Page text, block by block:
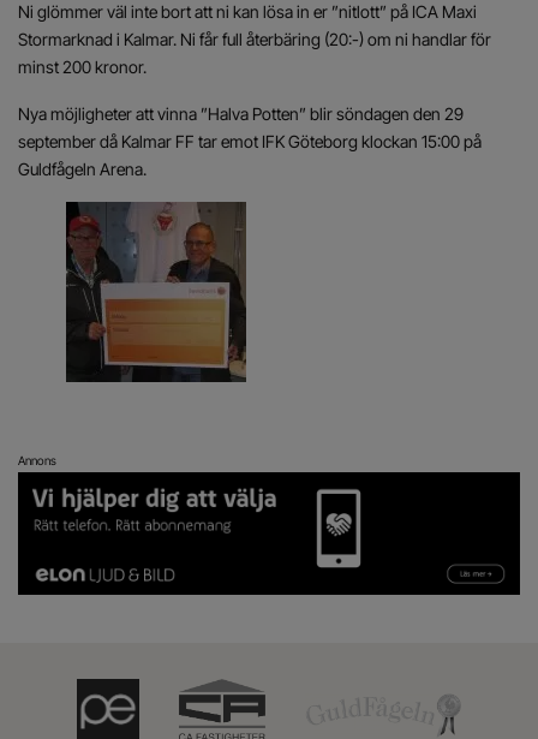
Ni glömmer väl inte bort att ni kan lösa in er ”nitlott” på ICA Maxi
Stormarknad i Kalmar. Ni får full återbäring (20:-) om ni handlar för
minst 200 kronor.
Nya möjligheter att vinna ”Halva Potten” blir söndagen den 29
september då Kalmar FF tar emot IFK Göteborg klockan 15:00 på
Guldfågeln Arena.
Annons